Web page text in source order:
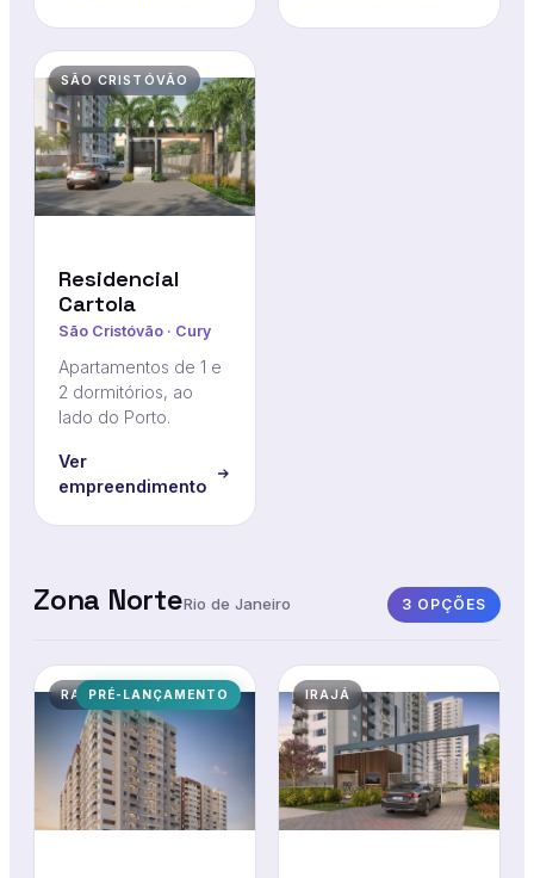
SÃO CRISTÓVÃO
Residencial
Cartola
São Cristóvão · Cury
Apartamentos de 1 e
2 dormitórios, ao
lado do Porto.
Ver
empreendimento
Zona NorteRio de Janeiro 3 OPÇÕES
RAMOSPRÉ-LANÇAMENTO IRAJÁ